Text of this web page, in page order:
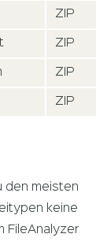
ZIP
ZIP
ZIP
ZIP
den meisten
keine
FileAnalyzer